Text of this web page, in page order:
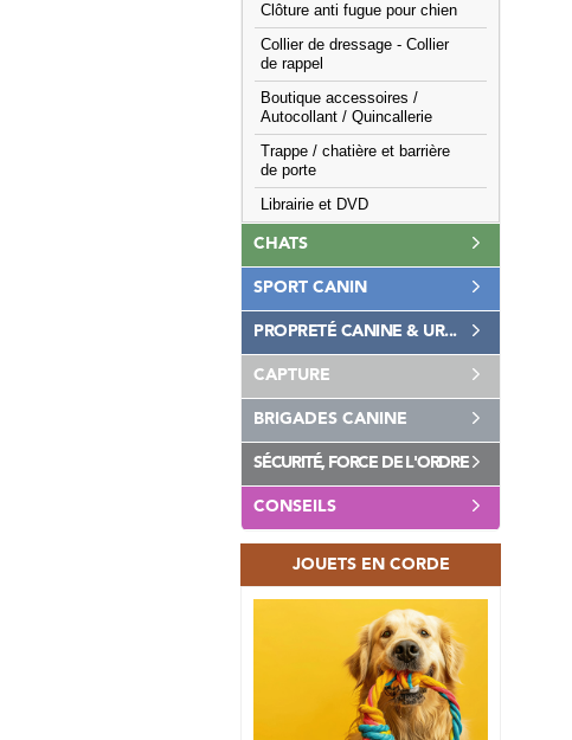
Clôture anti fugue pour chien
Collier de dressage - Collier
de rappel
Boutique accessoires /
Autocollant / Quincallerie
Trappe / chatière et barrière
de porte
Librairie et DVD
CHATS
SPORT CANIN
PROPRETÉ CANINE & UR...
CAPTURE
BRIGADES CANINE
SÉCURITÉ, FORCE DE L'ORDRE
CONSEILS
JOUETS EN CORDE